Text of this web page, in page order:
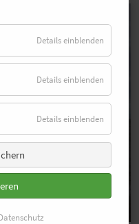
Details einblenden
Details einblenden
Details einblenden